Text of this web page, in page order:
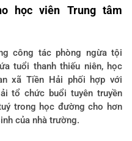
học viên Trung tâm
công tác phòng ngừa tội
tuổi thanh thiếu niên, học
xã Tiền Hải phối hợp với
tổ chức buổi tuyên truyền
trong học đường cho hơn
của nhà trường.